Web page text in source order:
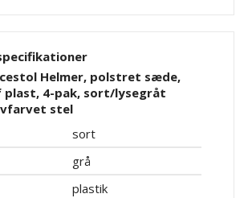
Helmer, polstret sæde,
4-pak, sort/lysegråt
stel
sort
grå
plastik